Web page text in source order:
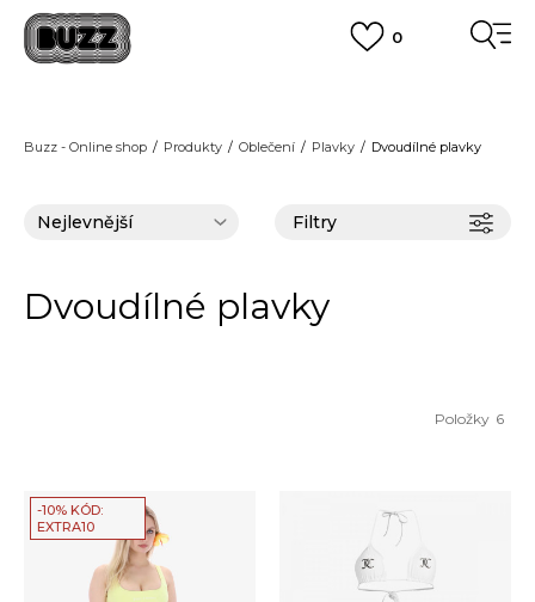
0
pro objednávky nad 2.500 Kč(neplatí pro Click&Collect)
Buzz - Online shop Produkty Oblečení Plavky Dvoudílné plavky
Filtry
Dvoudílné plavky
6
Položky
-10% KÓD:
EXTRA10